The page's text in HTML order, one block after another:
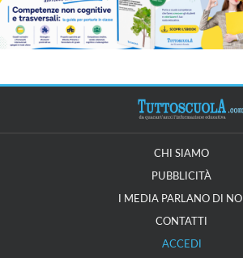
CHI SIAMO
PUBBLICITÀ
I MEDIA PARLANO DI NOI
CONTATTI
ACCEDI